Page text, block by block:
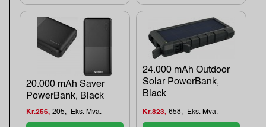
20.000 mAh Saver
PowerBank, Black
Kr.256,-205,- Eks. Mva.
24.000 mAh Outdoor
Solar PowerBank,
Black
Kr.823,-658,- Eks. Mva.